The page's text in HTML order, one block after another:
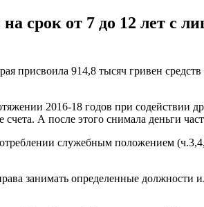
срок от 7 до 12 лет с
присвоила 914,8 тысяч гривен
2016-18 годов при содействии
А после этого снимала деньги
служебным положением
занимать определенные должности